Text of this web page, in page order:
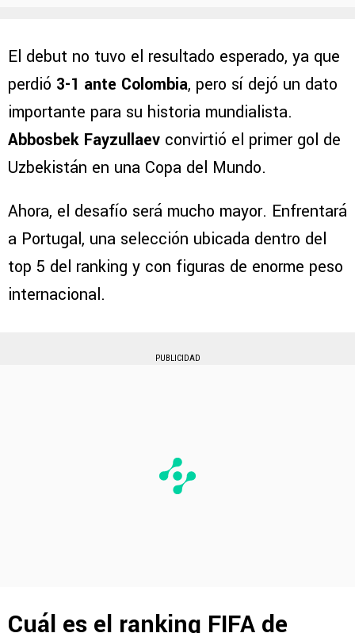
El debut no tuvo el resultado esperado, ya que
perdió 3-1 ante Colombia, pero sí dejó un dato
importante para su historia mundialista.
Abbosbek Fayzullaev convirtió el primer gol de
Uzbekistán en una Copa del Mundo.
Ahora, el desafío será mucho mayor. Enfrentará
a Portugal, una selección ubicada dentro del
top 5 del ranking y con figuras de enorme peso
internacional.
PUBLICIDAD
Cuál es el ranking FIFA de